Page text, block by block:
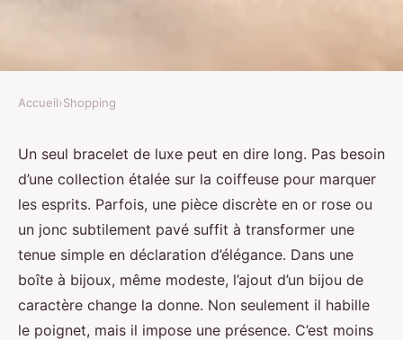
SHOPPING
Top astuces pour sélectionner un
bracelet de luxe idéal pour votre
style
Alexandre-Pierre• 31/03/2026 13:26•11 min de lecture
Accueil›Shopping
Un seul bracelet de luxe peut en dire long. Pas besoin
d’une collection étalée sur la coiffeuse pour marquer
les esprits. Parfois, une pièce discrète en or rose ou
un jonc subtilement pavé suffit à transformer une
tenue simple en déclaration d’élégance. Dans une
boîte à bijoux, même modeste, l’ajout d’un bijou de
caractère change la donne. Non seulement il habille
le poignet, mais il impose une présence. C’est moins